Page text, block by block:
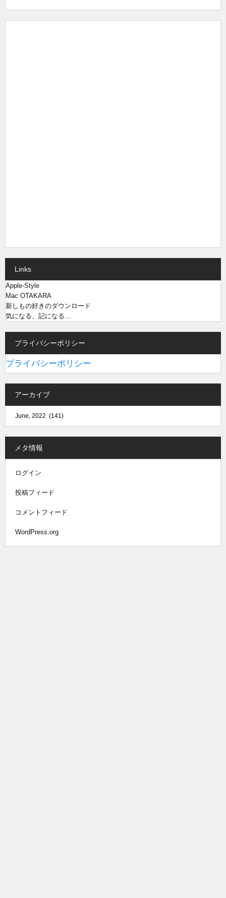
Links
Apple-Style
Mac OTAKARA
新しもの好きのダウンロード
気になる、記になる…
プライバシーポリシー
プライバシーポリシー
アーカイブ
メタ情報
ログイン
投稿フィード
コメントフィード
WordPress.org